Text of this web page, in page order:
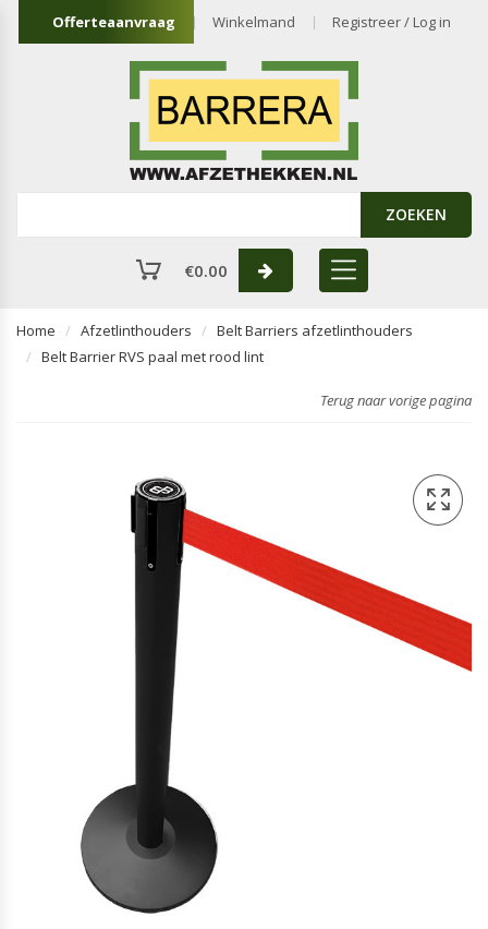
Offerteaanvraag Winkelmand Registreer / Log in
ZOEKEN
€0.00
Home Afzetlinthouders
Belt Barriers afzetlinthouders
Belt Barrier RVS paal met rood lint
Terug naar vorige pagina